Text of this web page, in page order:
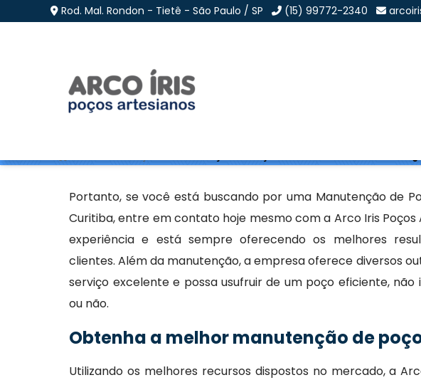
Rod. Mal. Rondon - Tietê - São Paulo / SP (15) 99772-2340
Manutenção de Poço Semi
Portanto, se você está buscando por uma Manutenção de
Curitiba, entre em contato hoje mesmo com a Arco Iris Poços
experiência e está sempre oferecendo os melhores
clientes. Além da manutenção, a empresa oferece diversos
serviço excelente e possa usufruir de um poço eficiente,
ou não.
Obtenha a melhor manutenção de
Utilizando os melhores recursos dispostos no mercado, a